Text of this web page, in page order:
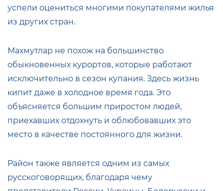
успели оцениться многими покупателями жилья
из других стран.
Махмутлар не похож на большинство
обыкновенных курортов, которые работают
исключительно в сезон купания. Здесь жизнь
кипит даже в холодное время года. Это
объясняется большим приростом людей,
приехавших отдохнуть и облюбовавших это
место в качестве постоянного для жизни.
Район также является одним из самых
русскоговорящих, благодаря чему